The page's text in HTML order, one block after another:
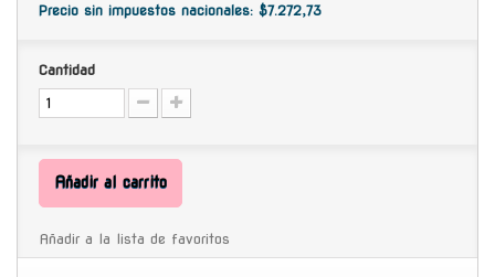
Precio sin impuestos nacionales: $7.272,73
Cantidad
Añadir al carrito
Añadir a la lista de favoritos